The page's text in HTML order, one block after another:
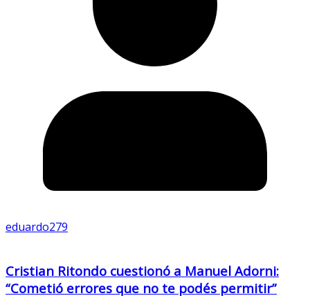
eduardo279
Cristian Ritondo cuestionó a Manuel Adorni:
“Cometió errores que no te podés permitir”